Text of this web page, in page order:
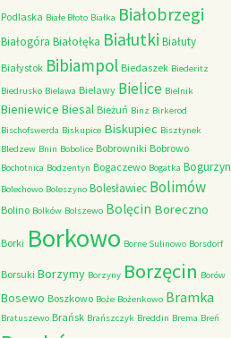
Podlaska Białe Błoto Białka Białobrzegi
Białogóra Białołęka Białutki Białuty
Białystok Bibiampol Biedaszek Biederitz
Biedrusko Bielawa Bielawy Bielice Bielnik
Bieniewice Biesal Bieżuń Binz Birkerod
Bischofswerda Biskupice Biskupiec Bisztynek
Bledzew Bnin Bobolice Bobrowniki Bobrowo
Bochotnica Bodzentyn Bogaczewo Bogatka Bogurzyn
Bolechowo Boleszyno Bolesławiec Bolimów
Bolino Bolków Bolszewo Bolęcin Boreczno
Borki Borkowo Borne Sulinowo Borsdorf
Borsuki Borzymy Borzyny Borzęcin Borów
Bosewo Boszkowo Boże Bożenkowo Bramka
Bratuszewo Brańsk Brańszczyk Breddin Brema Breń